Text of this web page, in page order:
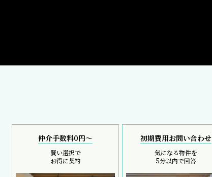
仲介手数料0円～
賢い選択で
お得に契約
初期費用お問い合わせ
気になる物件を
5分以内で回答